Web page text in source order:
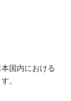
国内における
。